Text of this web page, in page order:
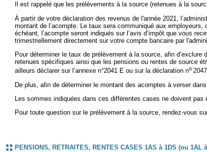
Il est rappelé que les prélèvements à la source (retenues à la
À partir de votre déclaration des revenus de l'année 2021,
montant de l’acompte. Le taux sera communiqué aux
échéant, l’acompte seront indiqués sur l’avis d’impôt que vous
trimestriellement directement sur votre compte bancaire par
Pour déterminer le taux de prélèvement à la source, afin
retenues spécifiques ainsi que les pensions ou rentes de source
ailleurs déclarer sur l’annexe n°2041 E ou sur la déclaration no
De plus, afin de déterminer le montant des acomptes à verser
Les sommes indiquées dans ces différentes cases ne doivent
Pour toute question sur le prélèvement à la source, rendez-vous
PENSIONS, RETRAITES, RENTES CASES 1AS à 1DS (ou 1AL